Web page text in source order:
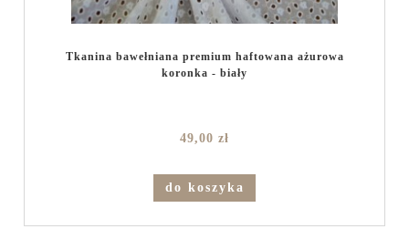
Tkanina bawełniana premium haftowana ażurowa
koronka - biały
49,00 zł
do koszyka